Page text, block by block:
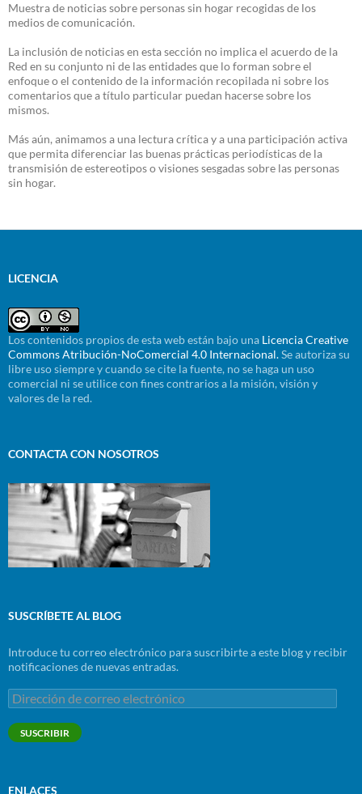
Muestra de noticias sobre personas sin hogar recogidas de los
medios de comunicación.
La inclusión de noticias en esta sección no implica el acuerdo de la
Red en su conjunto ni de las entidades que lo forman sobre el
enfoque o el contenido de la información recopilada ni sobre los
comentarios que a título particular puedan hacerse sobre los
mismos.
Más aún, animamos a una lectura crítica y a una participación activa
que permita diferenciar las buenas prácticas periodísticas de la
transmisión de estereotipos o visiones sesgadas sobre las personas
sin hogar.
LICENCIA
Los contenidos propios de esta web están bajo una Licencia Creative
Commons Atribución-NoComercial 4.0 Internacional.Se autoriza su
libre uso siempre y cuando se cite la fuente, no se haga un uso
comercial ni se utilice con fines contrarios a la misión, visión y
valores de la red.
CONTACTA CON NOSOTROS
SUSCRÍBETE AL BLOG
Introduce tu correo electrónico para suscribirte a este blog y recibir
notificaciones de nuevas entradas.
Dirección
de
correo
electrónico
SUSCRIBIR
ENLACES